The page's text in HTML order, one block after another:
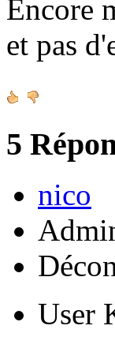
Encore
et pas
5
nico
User